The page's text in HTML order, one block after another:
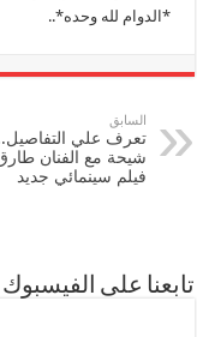
*الدوام لله وحده*..
السابق
تعرف علي
شيحة مع الفنان
فيلم سينمائي جديد
تابعنا على الفيسبوك